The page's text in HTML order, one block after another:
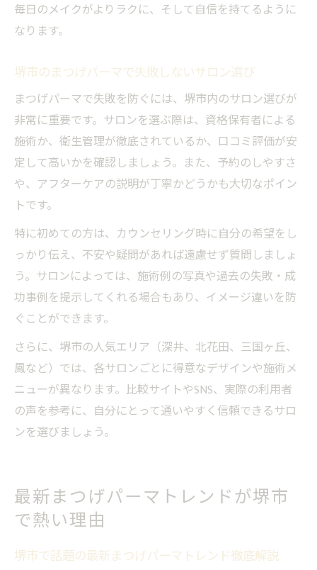
毎日のメイクがよりラクに、そして自信を持てるように
なります。
堺市のまつげパーマで失敗しないサロン選び
まつげパーマで失敗を防ぐには、堺市内のサロン選びが
非常に重要です。サロンを選ぶ際は、資格保有者による
施術か、衛生管理が徹底されているか、口コミ評価が安
定して高いかを確認しましょう。また、予約のしやすさ
や、アフターケアの説明が丁寧かどうかも大切なポイン
トです。
特に初めての方は、カウンセリング時に自分の希望をし
っかり伝え、不安や疑問があれば遠慮せず質問しましょ
う。サロンによっては、施術例の写真や過去の失敗・成
功事例を提示してくれる場合もあり、イメージ違いを防
ぐことができます。
さらに、堺市の人気エリア（深井、北花田、三国ヶ丘、
鳳など）では、各サロンごとに得意なデザインや施術メ
ニューが異なります。比較サイトやSNS、実際の利用者
の声を参考に、自分にとって通いやすく信頼できるサロ
ンを選びましょう。
最新まつげパーマトレンドが堺市
で熱い理由
堺市で話題の最新まつげパーマトレンド徹底解説